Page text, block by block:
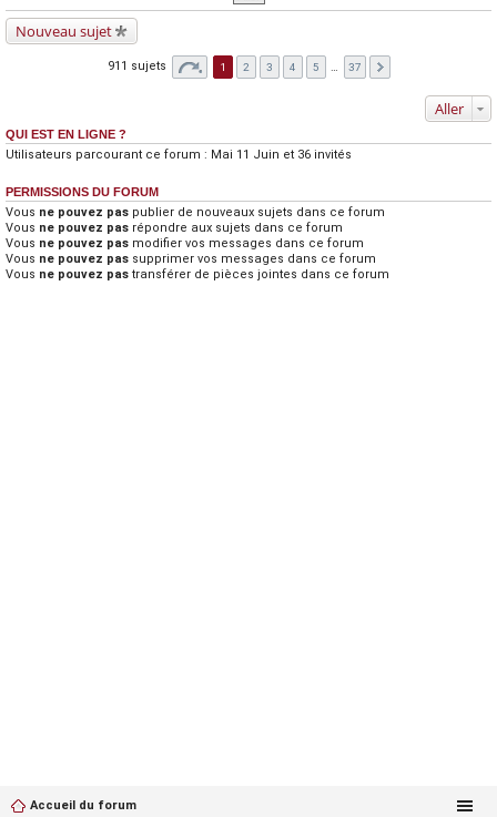
Nouveau sujet
911 sujets 1 2 3 4 5 37
Aller
QUI EST EN LIGNE ?
Utilisateurs parcourant ce forum : Mai 11 Juin et 36 invités
PERMISSIONS DU FORUM
Vous ne pouvez pas publier de nouveaux sujets dans ce forum
Vous ne pouvez pas répondre aux sujets dans ce forum
Vous ne pouvez pas modifier vos messages dans ce forum
Vous ne pouvez pas supprimer vos messages dans ce forum
Vous ne pouvez pas transférer de pièces jointes dans ce forum
Accueil du forum